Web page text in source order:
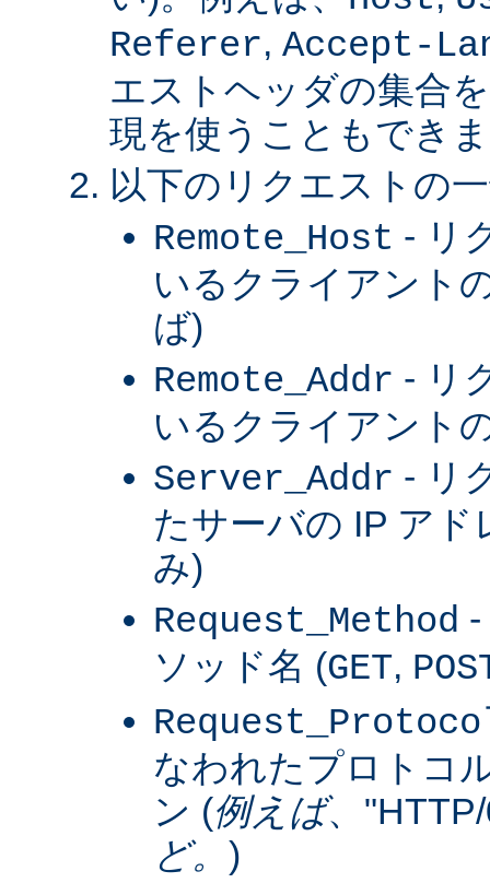
Referer, Accept-
エストヘッダの集合
現を使うこともでき
以下のリクエストの
Remote_Host - リ
いるクライアント
ば)
Remote_Addr - リ
いるクライアント
Server_Addr - リ
たサーバの IP アド
み)
Request_Method
ソッド名 (GET,
なわれたプロトコ
ン (例えば、
ど。 )